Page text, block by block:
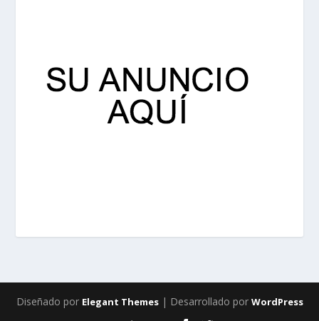
Diseñado por Elegant Themes| Desarrollado por WordPress